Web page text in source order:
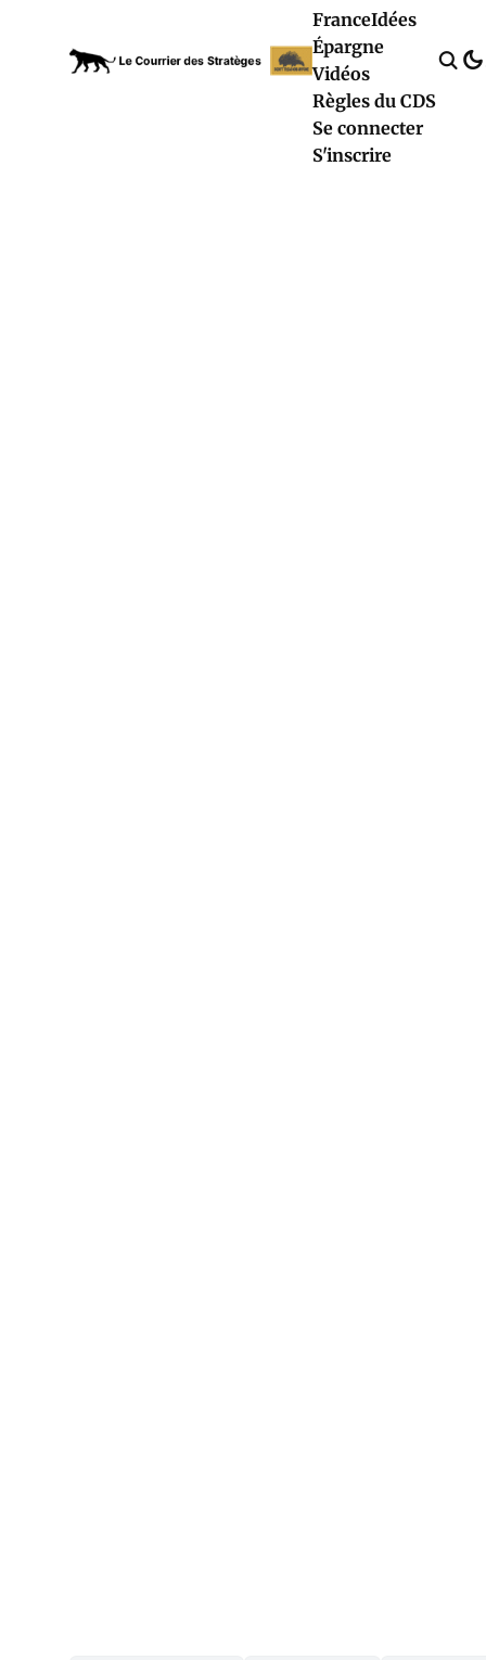
FranceIdées
Épargne
Vidéos
Règles du CDS
Se connecter
S'inscrire